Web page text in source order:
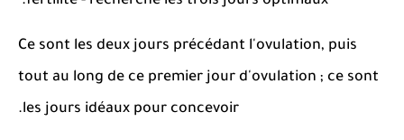
Ce sont les deux jours précédant l'ovulation, puis
tout au long de ce premier jour d'ovulation ; ce sont
les jours idéaux pour concevoir.